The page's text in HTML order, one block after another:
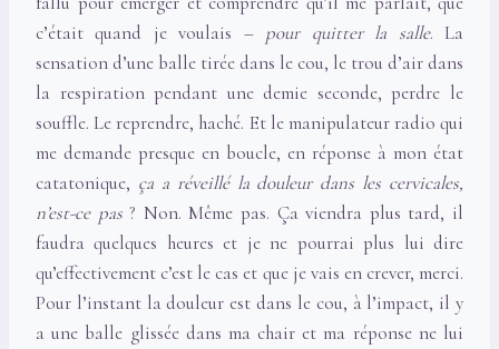
c’était quand je voulais – pour quitter la salle. La
sensation d’une balle tirée dans le cou, le trou d’air dans
la respiration pendant une demie seconde, perdre le
souffle. Le reprendre, haché. Et le manipulateur radio qui
me demande presque en boucle, en réponse à mon état
catatonique, ça a réveillé la douleur dans les cervicales,
n’est-ce pas? Non. Même pas. Ça viendra plus tard, il
faudra quelques heures et je ne pourrai plus lui dire
qu’effectivement c’est le cas et que je vais en crever, merci.
Pour l’instant la douleur est dans le cou, à l’impact, il y
a une balle glissée dans ma chair et ma réponse ne lui